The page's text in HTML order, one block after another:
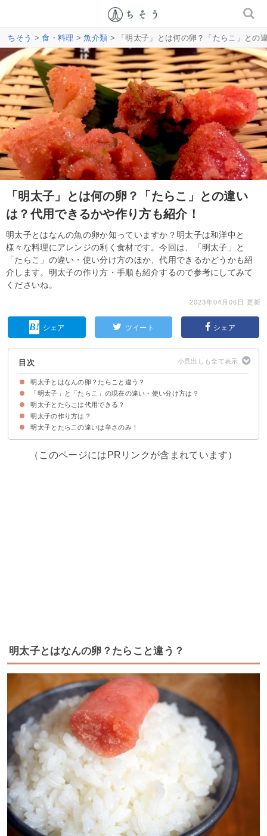
ちそう >食・料理 >魚介類 > 「明太子」とは何の卵？「たらこ」との
「明太子」とは何の卵？「たらこ」との違い
は？代用できるかや作り方も紹介！
明太子とはなんの魚の卵か知っていますか？明太子は和洋中と
様々な料理にアレンジの利く食材です。今回は、「明太子」と
「たらこ」の違い・使い分け方のほか、代用できるかどうかも紹
介します。明太子の作り方・手順も紹介するので参考にしてみて
くださいね。
2023年04月06日 更新
シェア ツイート シェア
目次
明太子とはなんの卵？たらこと違う？
「明太子」「たらこ」も魚「タラ」の卵巣が原料
明太子とたらこは本来同じ食材
「明太子」と「たらこ」の現在の違い・使い分け方は？
「明太子」は朝鮮から伝来した「辛子明太子」を指すことが多い
「たらこ」は「タラの卵巣の塩漬け」を指す
明太子とたらこは代用できる？
辛味が気にならなければ代用できる
明太子の作り方は？
明太子作りに向いている卵巣とは？
明太子の作り方・手順
明太子とたらこの違いは辛さのみ！
（このページにはPRリンクが含まれています）
明太子とはなんの卵？たらこと違う？